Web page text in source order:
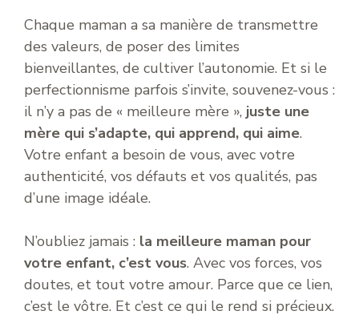
Chaque maman a sa manière de transmettre
des valeurs, de poser des limites
bienveillantes, de cultiver l’autonomie. Et si le
perfectionnisme parfois s’invite, souvenez-vous :
il n’y a pas de « meilleure mère », juste une
mère qui s’adapte, qui apprend, qui aime.
Votre enfant a besoin de vous, avec votre
authenticité, vos défauts et vos qualités, pas
d’une image idéale.
N’oubliez jamais : la meilleure maman pour
votre enfant, c’est vous. Avec vos forces, vos
doutes, et tout votre amour. Parce que ce lien,
c’est le vôtre. Et c’est ce qui le rend si précieux.